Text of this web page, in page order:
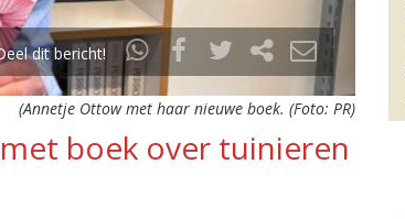
dit bericht!
(Annetje Ottow met haar nieuwe boek. (Foto: PR)
boek over tuinieren